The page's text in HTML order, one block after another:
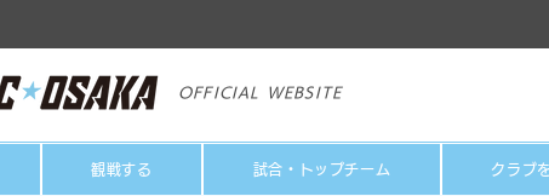
OFFICIAL WEBSITE
観戦する 試合・トップチーム クラブ